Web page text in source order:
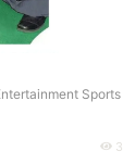
Sports
3